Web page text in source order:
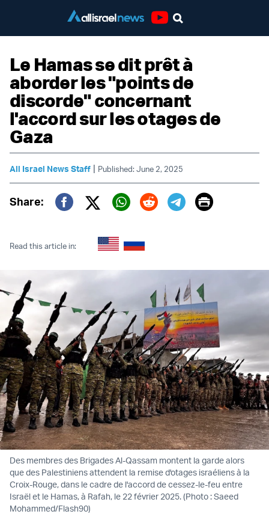
Le Hamas se dit prêt à
aborder les "points de
discorde" concernant
l'accord sur les otages de
Gaza
All Israel News Staff | Published: June 2, 2025
Share:
Twitter (X)
Print
Read this article in:
Des membres des Brigades Al-Qassam montent la garde alors
que des Palestiniens attendent la remise d'otages israéliens à la
Croix-Rouge, dans le cadre de l'accord de cessez-le-feu entre
Israël et le Hamas, à Rafah, le 22 février 2025. (Photo : Saeed
Mohammed/Flash90)